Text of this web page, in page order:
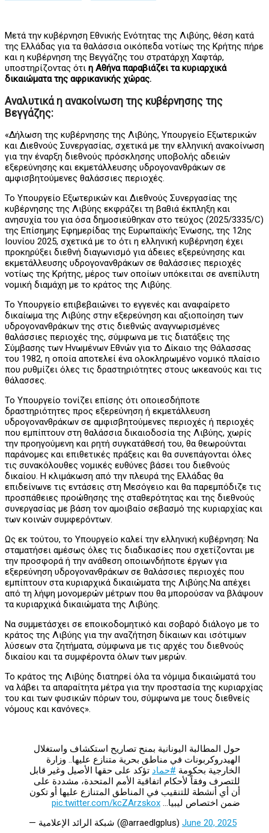
Μετά την κυβέρνηση Εθνικής Ενότητας της Λιβύης, θέση κατά
της Ελλάδας για τα θαλάσσια οικόπεδα νοτίως της Κρήτης πήρε
και η κυβέρνηση της Βεγγάζης του στρατάρχη Χαφτάρ,
υποστηρίζοντας ότι η Αθήνα παραβιάζει τα κυριαρχικά
δικαιώματα της αφρικανικής χώρας.
Αναλυτικά η ανακοίνωση της κυβέρνησης της
Βεγγάζης:
«Δήλωση της κυβέρνησης της Λιβύης, Υπουργείο Εξωτερικών
και Διεθνούς Συνεργασίας, σχετικά με την ελληνική ανακοίνωση
για την έναρξη διεθνούς πρόσκλησης υποβολής αδειών
εξερεύνησης και εκμετάλλευσης υδρογονανθράκων σε
αμφισβητούμενες θαλάσσιες περιοχές.
Το Υπουργείο Εξωτερικών και Διεθνούς Συνεργασίας της
κυβέρνησης της Λιβύης εκφράζει τη βαθιά έκπληξη και
ανησυχία του για όσα δημοσιεύθηκαν στο τεύχος (2025/3335/C)
της Επίσημης Εφημερίδας της Ευρωπαϊκής Ένωσης, της 12ης
Ιουνίου 2025, σχετικά με το ότι η ελληνική κυβέρνηση έχει
προκηρύξει διεθνή διαγωνισμό για άδειες εξερεύνησης και
εκμετάλλευσης υδρογονανθράκων σε θαλάσσιες περιοχές
νοτίως της Κρήτης, μέρος των οποίων υπόκειται σε ανεπίλυτη
νομική διαμάχη με το κράτος της Λιβύης.
Το Υπουργείο επιβεβαιώνει το εγγενές και αναφαίρετο
δικαίωμα της Λιβύης στην εξερεύνηση και αξιοποίηση των
υδρογονανθράκων της στις διεθνώς αναγνωρισμένες
θαλάσσιες περιοχές της, σύμφωνα με τις διατάξεις της
Σύμβασης των Ηνωμένων Εθνών για το Δίκαιο της Θάλασσας
του 1982, η οποία αποτελεί ένα ολοκληρωμένο νομικό πλαίσιο
που ρυθμίζει όλες τις δραστηριότητες στους ωκεανούς και τις
θάλασσες.
Το Υπουργείο τονίζει επίσης ότι οποιεσδήποτε
δραστηριότητες προς εξερεύνηση ή εκμετάλλευση
υδρογονανθράκων σε αμφισβητούμενες περιοχές ή περιοχές
που εμπίπτουν στη θαλάσσια δικαιοδοσία της Λιβύης, χωρίς
την προηγούμενη και ρητή συγκατάθεσή του, θα θεωρούνται
παράνομες και επιθετικές πράξεις και θα συνεπάγονται όλες
τις συνακόλουθες νομικές ευθύνες βάσει του διεθνούς
δικαίου. Η κλιμάκωση από την πλευρά της Ελλάδας θα
επιδείνωνε τις εντάσεις στη Μεσόγειο και θα παρεμπόδιζε τις
προσπάθειες προώθησης της σταθερότητας και της διεθνούς
συνεργασίας με βάση τον αμοιβαίο σεβασμό της κυριαρχίας και
των κοινών συμφερόντων.
Ως εκ τούτου, το Υπουργείο καλεί την ελληνική κυβέρνηση: Να
σταματήσει αμέσως όλες τις διαδικασίες που σχετίζονται με
την προσφορά ή την ανάθεση οποιωνδήποτε έργων για
εξερεύνηση υδρογονανθράκων σε θαλάσσιες περιοχές που
εμπίπτουν στα κυριαρχικά δικαιώματα της Λιβύης.Να απέχει
από τη λήψη μονομερών μέτρων που θα μπορούσαν να βλάψουν
τα κυριαρχικά δικαιώματα της Λιβύης.
Να συμμετάσχει σε εποικοδομητικό και σοβαρό διάλογο με το
κράτος της Λιβύης για την αναζήτηση δίκαιων και ισότιμων
λύσεων στα ζητήματα, σύμφωνα με τις αρχές του διεθνούς
δικαίου και τα συμφέροντα όλων των μερών.
Το κράτος της Λιβύης διατηρεί όλα τα νόμιμα δικαιώματά του
να λάβει τα απαραίτητα μέτρα για την προστασία της κυριαρχίας
του και των φυσικών πόρων του, σύμφωνα με τους διεθνείς
νόμους και κανόνες».
حول المطالبة اليونانية بمنح تصاريح استكشاف واستغلال
الهيدروكربونات في مناطق بحرية متنازع عليها.. وزارة
الخارجية بحكومة #حماد تؤكد على حقها الأصيل وغير قابل
للتصرف وفقاً لأحكام اتفاقية الأمم المتحدة، مشددة على
أن أي أنشطة للتنقيب في المناطق المتنازع عليها أو تكون
ضمن اختصاص ليبيا… pic.twitter.com/kcZArzskox
— شبكة الرائد الإعلامية (@arraedlgplus) June 20, 2025